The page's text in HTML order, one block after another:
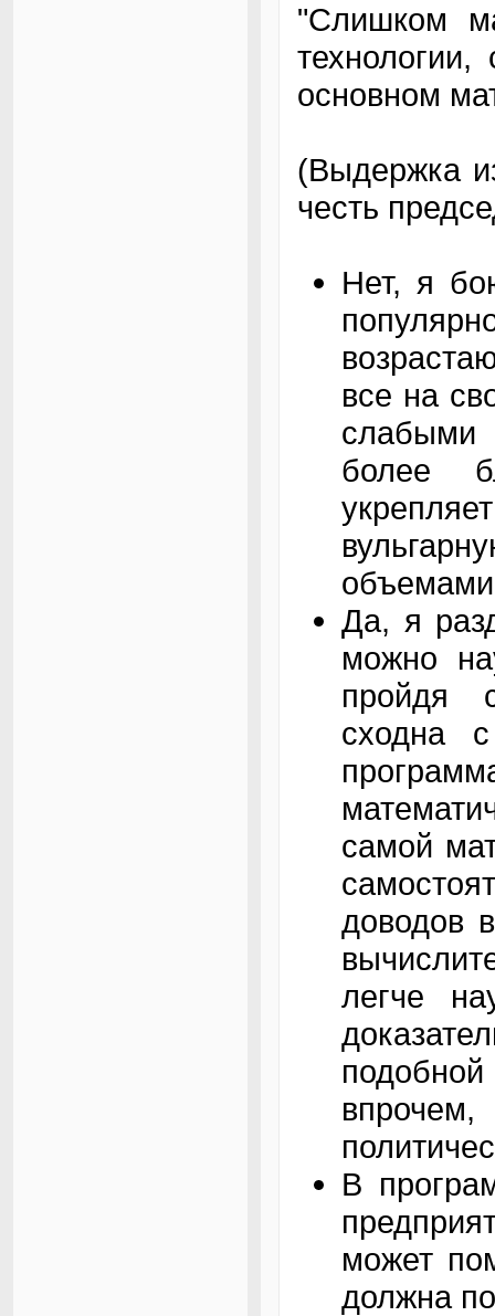
"Слишком
основном
(Выдержка
честь
Нет, я
все на
более
Да, я
можно
пройдя
сходна
самой
доводов
легче
В
может
должна